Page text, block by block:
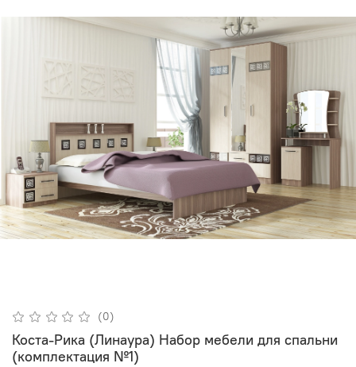
(0)
Коста-Рика (Линаура) Набор мебели для спальни
(комплектация №1)